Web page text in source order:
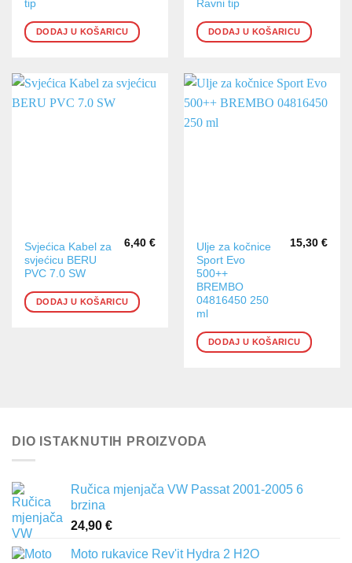
tip
DODAJ U KOŠARICU
Ravni tip
DODAJ U KOŠARICU
Svjećica Kabel za
svjećicu BERU
PVC 7.0 SW
6,40 €
DODAJ U KOŠARICU
Ulje za kočnice
Sport Evo
500++
BREMBO
04816450 250
ml
15,30 €
DODAJ U KOŠARICU
DIO ISTAKNUTIH PROIZVODA
Ručica mjenjača VW Passat 2001-2005 6
brzina
24,90 €
Moto rukavice Rev'it Hydra 2 H2O